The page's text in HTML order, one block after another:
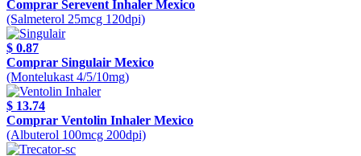
Comprar Serevent Inhaler Mexico
(Salmeterol 25mcg 120dpi)
$ 0.87
Comprar Singulair Mexico
(Montelukast 4/5/10mg)
$ 13.74
Comprar Ventolin Inhaler Mexico
(Albuterol 100mcg 200dpi)